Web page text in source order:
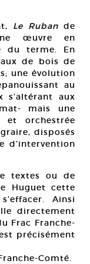
Le Rubande
œuvre en
du terme. En
de bois de
une évolution
au
s’altérant aux
mais une
et orchestrée
disposés
d’intervention
textes ou de
Huguet cette
Ainsi
directement
Frac Franche-
précisément
Comté.